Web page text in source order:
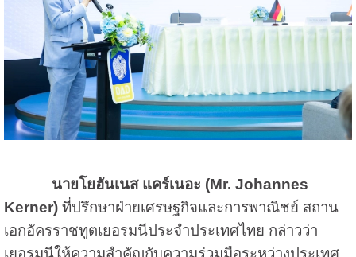
นายโยฮันเนส แคร์เนอะ (Mr. Johannes
Kerner)ที่ปรึกษาฝ่ายเศรษฐกิจและการพาณิชย์ สถาน
เอกอัครราชทูตเยอรมนีประจำประเทศไทย กล่าวว่า